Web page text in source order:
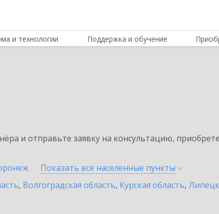
и технологии Поддержка и обучение
и отправьте заявку на консультацию,
Показать все населенные пункты
, Волгоградская область, Курская область,